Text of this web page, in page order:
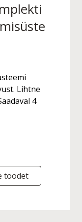
Lihtne
4
toodet